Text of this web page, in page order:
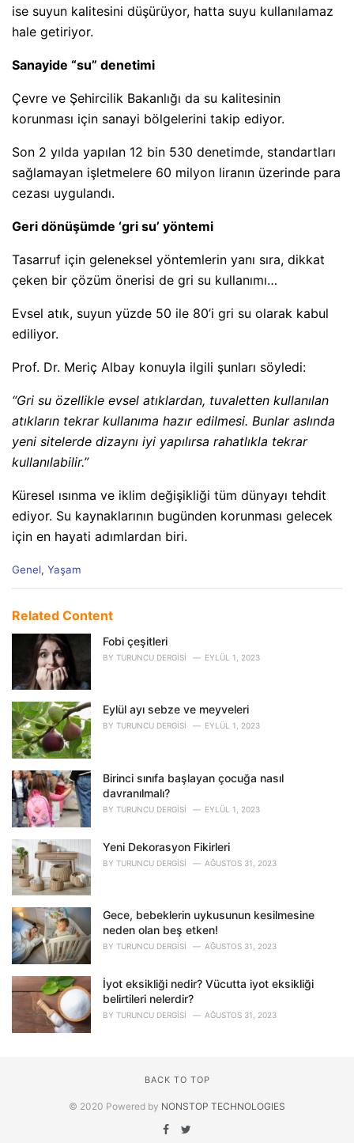
ise suyun kalitesini düşürüyor, hatta suyu kullanılamaz
hale getiriyor.
Sanayide “su” denetimi
Çevre ve Şehircilik Bakanlığı da su kalitesinin
korunması için sanayi bölgelerini takip ediyor.
Son 2 yılda yapılan 12 bin 530 denetimde, standartları
sağlamayan işletmelere 60 milyon liranın üzerinde para
cezası uygulandı.
Geri dönüşümde ‘gri su’ yöntemi
Tasarruf için geleneksel yöntemlerin yanı sıra, dikkat
çeken bir çözüm önerisi de gri su kullanımı…
Evsel atık, suyun yüzde 50 ile 80’i gri su olarak kabul
ediliyor.
Prof. Dr. Meriç Albay konuyla ilgili şunları söyledi:
“Gri su özellikle evsel atıklardan, tuvaletten kullanılan
atıkların tekrar kullanıma hazır edilmesi. Bunlar aslında
yeni sitelerde dizaynı iyi yapılırsa rahatlıkla tekrar
kullanılabilir.”
Küresel ısınma ve iklim değişikliği tüm dünyayı tehdit
ediyor. Su kaynaklarının bugünden korunması gelecek
için en hayati adımlardan biri.
C
e
e
:
Genel, Yaşam
Related Content
Fobi çeşitleri
BY TURUNCU DERGISI EYLÜL 1, 2023
Eylül ayı sebze ve meyveleri
BY TURUNCU DERGISI EYLÜL 1, 2023
Birinci sınıfa başlayan çocuğa nasıl
davranılmalı?
BY TURUNCU DERGISI EYLÜL 1, 2023
Yeni Dekorasyon Fikirleri
BY TURUNCU DERGISI AĞUSTOS 31, 2023
Gece, bebeklerin uykusunun kesilmesine
neden olan beş etken!
BY TURUNCU DERGISI AĞUSTOS 31, 2023
İyot eksikliği nedir? Vücutta iyot eksikliği
belirtileri nelerdir?
BY TURUNCU DERGISI AĞUSTOS 31, 2023
BACK TO TOP
© 2020 Powered by NONSTOP TECHNOLOGIES